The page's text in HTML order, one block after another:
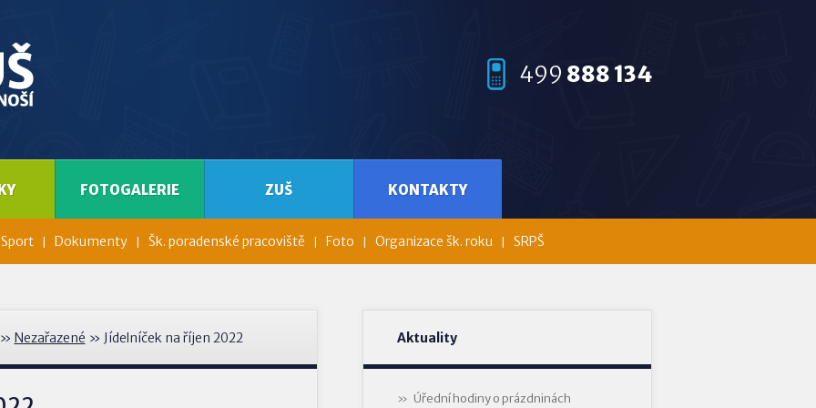
499 888 134
Sport Dokumenty Šk. poradenské pracoviště Foto Organizace šk. roku SRPŠ
FOTOGALERIE ZUŠ KONTAKTY
Nezařazené » Jídelníček na říjen 2022 Aktuality
Úřední hodiny o prázdninách